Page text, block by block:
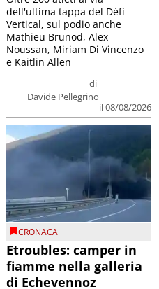
di
Davide Pellegrino
il 08/08/2026
dell'ultima tappa del Défì
Vertical, sul podio anche
Mathieu Brunod, Alex
Noussan, Miriam Di Vincenzo
e Kaitlin Allen
CRONACA
Etroubles: camper in
fiamme nella galleria
di Echevennoz